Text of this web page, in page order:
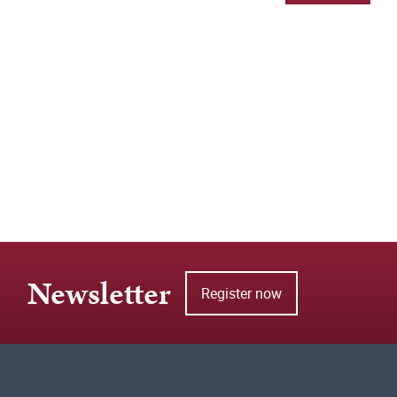
Newsletter Register now